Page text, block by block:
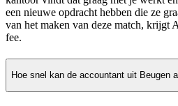
een nieuwe opdracht hebben die ze
van het maken van deze match, krijgt
fee.
Hoe snel kan de accountant uit Beugen